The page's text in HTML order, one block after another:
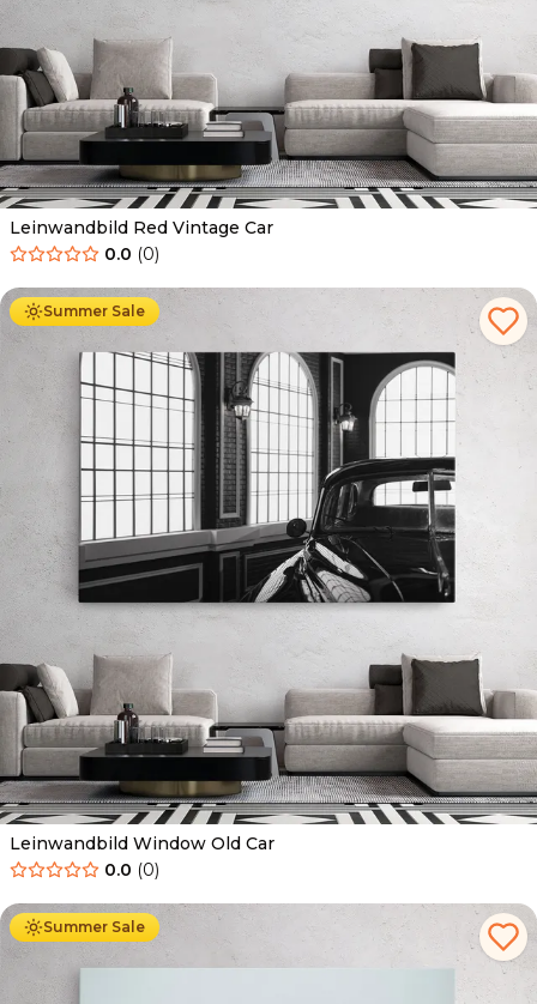
Leinwandbild Red Vintage Car
0.0 (0)
Summer Sale
Ab 39.90 € 34.90
Leinwandbild Window Old Car
0.0 (0)
Summer Sale
Ab 39.90 € 34.90